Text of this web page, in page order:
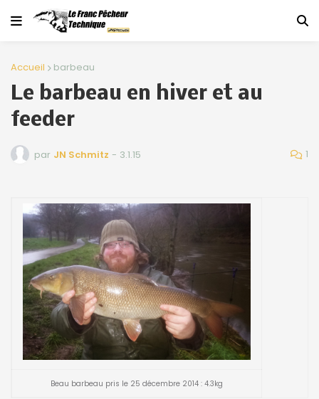
Accueil barbeau
Le barbeau en hiver et au
feeder
par JN Schmitz - 3.1.15 1
Beau barbeau pris le 25 décembre 2014 : 4.3kg